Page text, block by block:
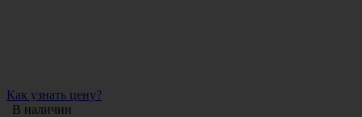
Как узнать цену?
В наличии